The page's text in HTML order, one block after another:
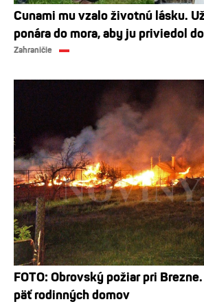
Cunami mu vzalo životnú lásku.
ponára do mora, aby ju priviedol
Zahraničie
FOTO: Obrovský požiar pri
päť rodinných domov